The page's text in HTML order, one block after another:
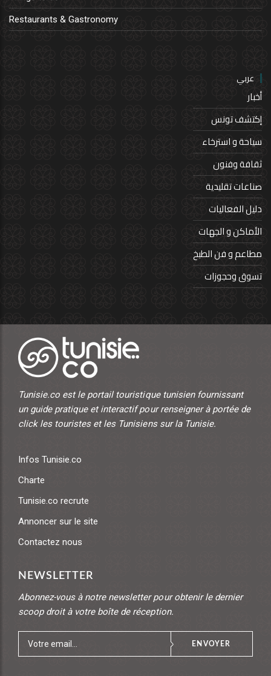
Restaurants & Gastronomy
عربي
أخبار
إكتشف تونس
سياحة و استرخاء
ثقافة وفنون
صناعات تقليدية
دليل الفعاليات
الأماكن و الجهات
مطاعم و فن الطبخ
تسوق وحجوزات
Tunisie.co est le portail touristique tunisien fournissant
un guide pratique et interactif pour renseigner à portée de
click les touristes et les Tunisiens sur la Tunisie.
Infos Tunisie.co
Charte
Tunisie.co recrute
Annoncer sur le site
Contactez nous
NEWSLETTER
Abonnez-vous à notre newsletter pour obtenir le dernier
scoop droit à votre boîte de réception.
ENVOYER